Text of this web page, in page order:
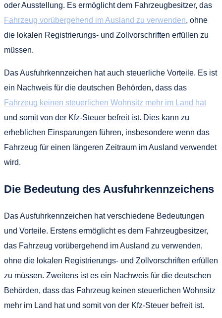
oder Ausstellung. Es ermöglicht dem Fahrzeugbesitzer, das
Fahrzeug vorübergehend im Ausland zu verwenden, ohne
die lokalen Registrierungs- und Zollvorschriften erfüllen zu
müssen.
Das Ausfuhrkennzeichen hat auch steuerliche Vorteile. Es ist
ein Nachweis für die deutschen Behörden, dass das
Fahrzeug keinen steuerlichen Wohnsitz mehr im Land hat
und somit von der Kfz-Steuer befreit ist. Dies kann zu
erheblichen Einsparungen führen, insbesondere wenn das
Fahrzeug für einen längeren Zeitraum im Ausland verwendet
wird.
Die Bedeutung des Ausfuhrkennzeichens
Das Ausfuhrkennzeichen hat verschiedene Bedeutungen
und Vorteile. Erstens ermöglicht es dem Fahrzeugbesitzer,
das Fahrzeug vorübergehend im Ausland zu verwenden,
ohne die lokalen Registrierungs- und Zollvorschriften erfüllen
zu müssen. Zweitens ist es ein Nachweis für die deutschen
Behörden, dass das Fahrzeug keinen steuerlichen Wohnsitz
mehr im Land hat und somit von der Kfz-Steuer befreit ist.